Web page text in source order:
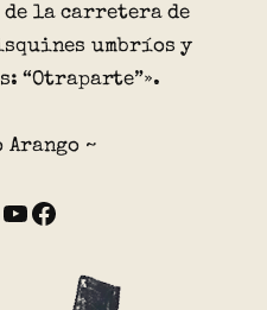
la carretera de
umbríos y
“Otraparte”».
Arango ~
YouTube Facebook